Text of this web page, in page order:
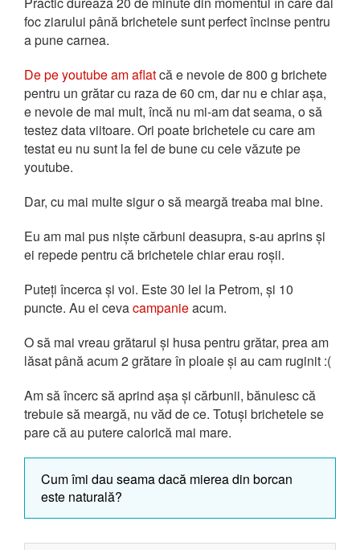
foc ziarului până brichetele sunt perfect încinse pentru
a pune carnea.
De pe youtube am aflatcă e nevoie de 800 g brichete
pentru un grătar cu raza de 60 cm, dar nu e chiar așa,
e nevoie de mai mult, încă nu mi-am dat seama, o să
testez data viitoare. Ori poate brichetele cu care am
testat eu nu sunt la fel de bune cu cele văzute pe
youtube.
Dar, cu mai multe sigur o să meargă treaba mai bine.
Eu am mai pus niște cărbuni deasupra, s-au aprins și
ei repede pentru că brichetele chiar erau roșii.
Puteți încerca și voi. Este 30 lei la Petrom, și 10
puncte. Au ei cevacampanieacum.
O să mai vreau grătarul și husa pentru grătar, prea am
lăsat până acum 2 grătare în ploaie și au cam ruginit :(
Am să încerc să aprind așa și cărbunii, bănuiesc că
trebuie să meargă, nu văd de ce. Totuși brichetele se
pare că au putere calorică mai mare.
Cum îmi dau seama dacă mierea din borcan
este naturală?